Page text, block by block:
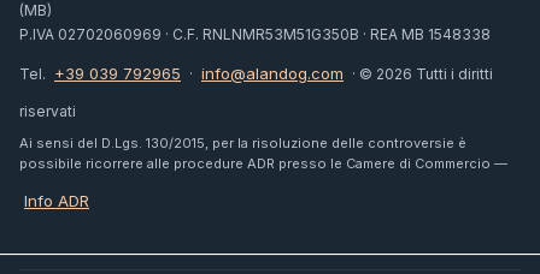
(MB)
P.IVA 02702060969 · C.F. RNLNMR53M51G350B · REA MB 1548338
Tel. +39 039 792965 · info@alandog.com · © 2026 Tutti i diritti
riservati
Ai sensi del D.Lgs. 130/2015, per la risoluzione delle controversie è
possibile ricorrere alle procedure ADR presso le Camere di Commercio —
Info ADR